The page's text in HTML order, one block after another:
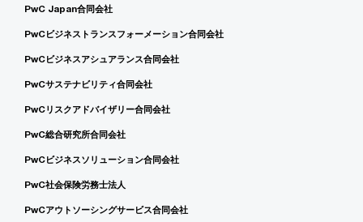
PwC Japan合同会社
PwCビジネストランスフォーメーション合同会社
PwCビジネスアシュアランス合同会社
PwCサステナビリティ合同会社
PwCリスクアドバイザリー合同会社
PwC総合研究所合同会社
PwCビジネスソリューション合同会社
PwC社会保険労務士法人
PwCアウトソーシングサービス合同会社